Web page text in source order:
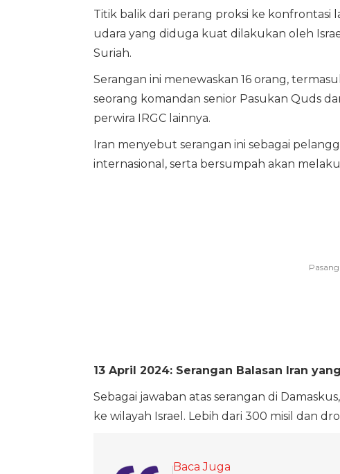
Titik balik dari perang proksi ke konfrontasi
udara yang diduga kuat dilakukan oleh
Suriah.
Serangan ini menewaskan 16 orang,
seorang komandan senior Pasukan Quds
perwira IRGC lainnya.
Iran menyebut serangan ini sebagai
internasional, serta bersumpah akan
13 April 2024: Serangan Balasan Iran
Sebagai jawaban atas serangan di
ke wilayah Israel. Lebih dari 300 misil dan
Baca Juga